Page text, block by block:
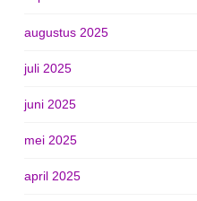
augustus 2025
juli 2025
juni 2025
mei 2025
april 2025